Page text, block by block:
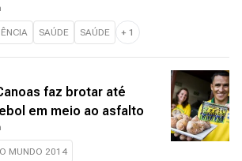
SAÚDE SAÚDE + 1
faz brotar até
em meio ao asfalto
MUNDO 2014